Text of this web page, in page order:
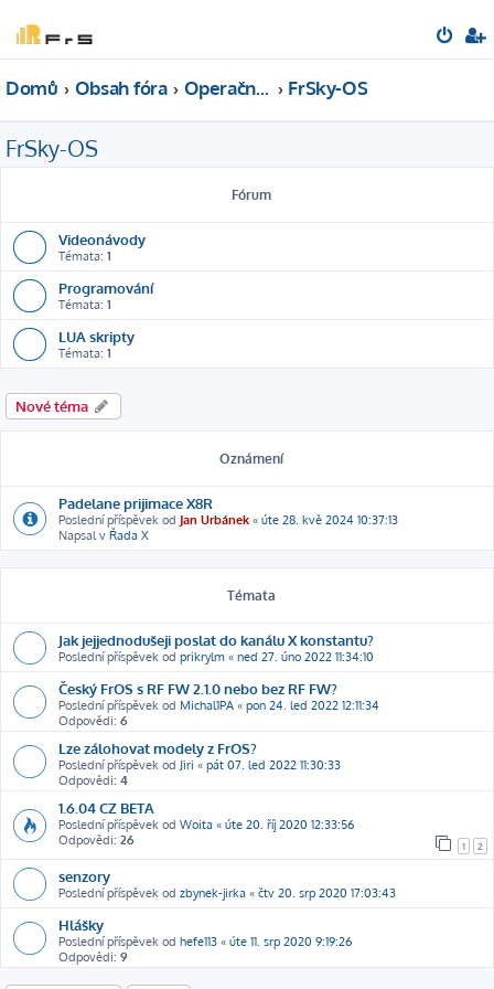
Domů Obsah fóra Operační systémy FrSky-OS
FrSky-OS
Fórum
Videonávody
Témata: 1
Programování
Témata: 1
LUA skripty
Témata: 1
Nové téma
Oznámení
Padelane prijimace X8R
Poslední příspěvek od Jan Urbánek « úte 28. kvě 2024 10:37:13
Napsal v Řada X
Témata
Jak jejjednodušeji poslat do kanálu X konstantu?
Poslední příspěvek od prikrylm « ned 27. úno 2022 11:34:10
Český FrOS s RF FW 2.1.0 nebo bez RF FW?
Poslední příspěvek od Michal1PA « pon 24. led 2022 12:11:34
Odpovědi: 6
Lze zálohovat modely z FrOS?
Poslední příspěvek od Jiri « pát 07. led 2022 11:30:33
Odpovědi: 4
1.6.04 CZ BETA
Poslední příspěvek od Woita « úte 20. říj 2020 12:33:56
Odpovědi: 26 1 2
senzory
Poslední příspěvek od zbynek-jirka « čtv 20. srp 2020 17:03:43
Hlášky
Poslední příspěvek od hefe113 « úte 11. srp 2020 9:19:26
Odpovědi: 9